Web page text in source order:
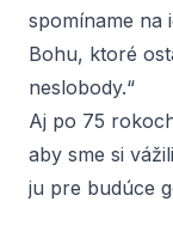
spomíname na
Bohu, ktoré
neslobody.“
Aj po 75
aby sme si
ju pre budúce